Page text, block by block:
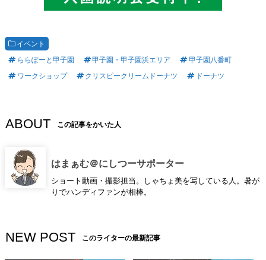
イベント
ららぽーと甲子園
甲子園・甲子園浜エリア
甲子園八番町
ワークショップ
クリスピークリームドーナツ ドーナツ
ABOUT この記事をかいた人
はまぁむ＠にしつーサポーター
ショート動画・撮影担当。しゃちょ美を写している人。暑が
りでハンディファンが相棒。
NEW POST このライターの最新記事